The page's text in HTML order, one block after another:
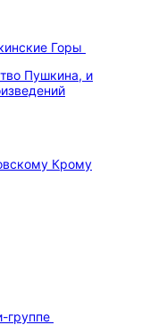
Горы
Пушкина, и
группе